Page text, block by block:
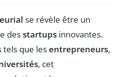
se révèle être un
desstartups innovantes.
tels que lesentrepreneurs,
, cet